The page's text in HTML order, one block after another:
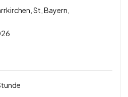
St, Bayern,